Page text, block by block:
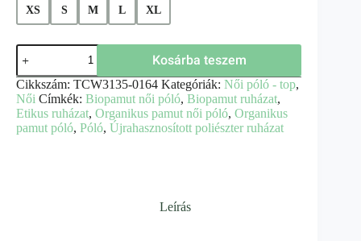
XS S M L XL
Kosárba teszem
Cikkszám: TCW3135-0164 Kategóriák: Női póló - top,
Női Címkék: Biopamut női póló, Biopamut ruházat,
Etikus ruházat, Organikus pamut női póló, Organikus
pamut póló, Póló, Újrahasznosított poliészter ruházat
Leírás